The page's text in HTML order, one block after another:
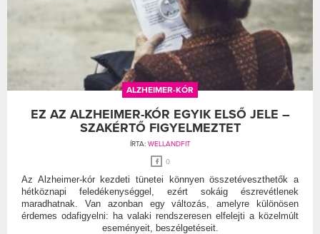
ALZHEIMER-KÓR
EZ AZ ALZHEIMER-KÓR EGYIK ELSŐ JELE –
SZAKÉRTŐ FIGYELMEZTET
ÍRTA: WELLANDFIT
0
Az Alzheimer-kór kezdeti tünetei könnyen összetéveszthetők a
hétköznapi feledékenységgel, ezért sokáig észrevétlenek
maradhatnak. Van azonban egy változás, amelyre különösen
érdemes odafigyelni: ha valaki rendszeresen elfelejti a közelmúlt
eseményeit, beszélgetéseit.